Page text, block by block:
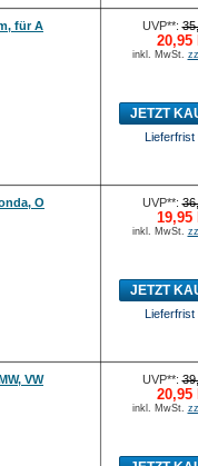
für A UVP**:
20,95
inkl. MwSt.
JETZT
Lieferfrist
O UVP**:
19,95
inkl. MwSt.
JETZT
Lieferfrist
VW UVP**:
20,95
inkl. MwSt.